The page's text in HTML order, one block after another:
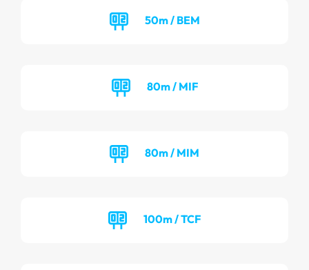
50m / BEM
80m / MIF
80m / MIM
100m / TCF